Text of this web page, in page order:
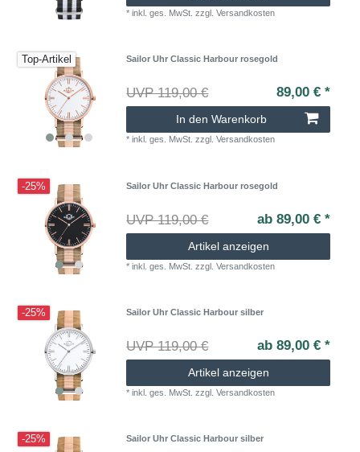
*inkl. ges. MwSt. zzgl.Versandkosten
Top-Artikel Sailor Uhr Classic Harbour rosegold
UVP 119,00 € 89,00 € *
In den Warenkorb
*inkl. ges. MwSt. zzgl.Versandkosten
-25% Sailor Uhr Classic Harbour rosegold
UVP 119,00 € ab 89,00 € *
Artikel anzeigen
*inkl. ges. MwSt. zzgl.Versandkosten
-25% Sailor Uhr Classic Harbour silber
UVP 119,00 € ab 89,00 € *
Artikel anzeigen
*inkl. ges. MwSt. zzgl.Versandkosten
-25% Sailor Uhr Classic Harbour silber